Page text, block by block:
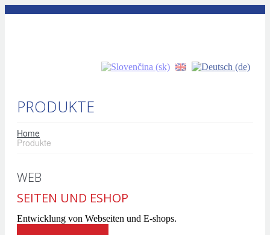
PRODUKTE
Home
Produkte
WEB
SEITEN UND ESHOP
Entwicklung von Webseiten und E-shops.